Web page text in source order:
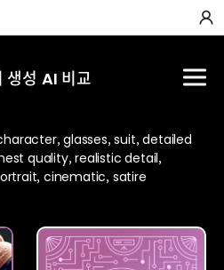
생성 AI 비교
glasses, suit, detailed
quality, realistic detail,
cinematic, satire